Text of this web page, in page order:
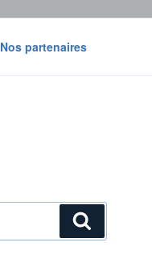
Nos partenaires